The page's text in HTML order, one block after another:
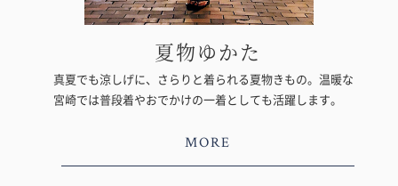
夏物ゆかた
真夏でも涼しげに、さらりと着られる夏物きもの。温暖な
宮崎では普段着やおでかけの一着としても活躍します。
MORE